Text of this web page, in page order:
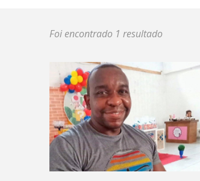
Foi encontrado 1 resultado